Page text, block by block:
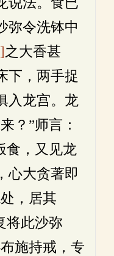
弥令洗钵中
之大香甚
下，两手捉
入龙宫。龙
？”师言：
食，又见龙
心大贪著即
，居其
将此沙弥
施持戒，专